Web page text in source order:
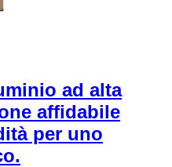
ad alta
affidabile
per uno